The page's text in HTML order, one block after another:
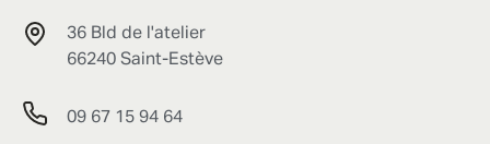
36 Bld de l'atelier
66240 Saint-Estève
09 67 15 94 64